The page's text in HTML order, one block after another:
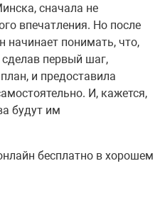
сначала не
впечатления. Но после
начинает понимать, что,
первый шаг,
и предоставила
И, кажется,
будут им
бесплатно в хорошем